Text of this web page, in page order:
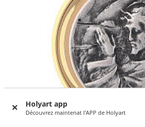
Holyart app
Découvrez maintenat l'APP de Holyart